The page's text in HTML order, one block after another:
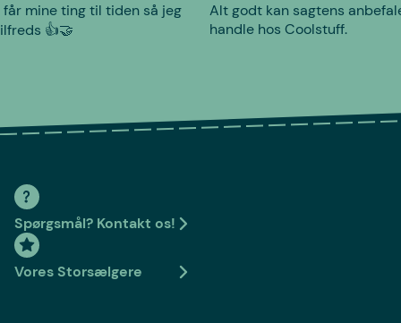
får mine ting til tiden så jeg
👍🤝
Alt godt kan sagtens
handle hos Coolstuff.
Spørgsmål? Kontakt os!
Vores Storsælgere